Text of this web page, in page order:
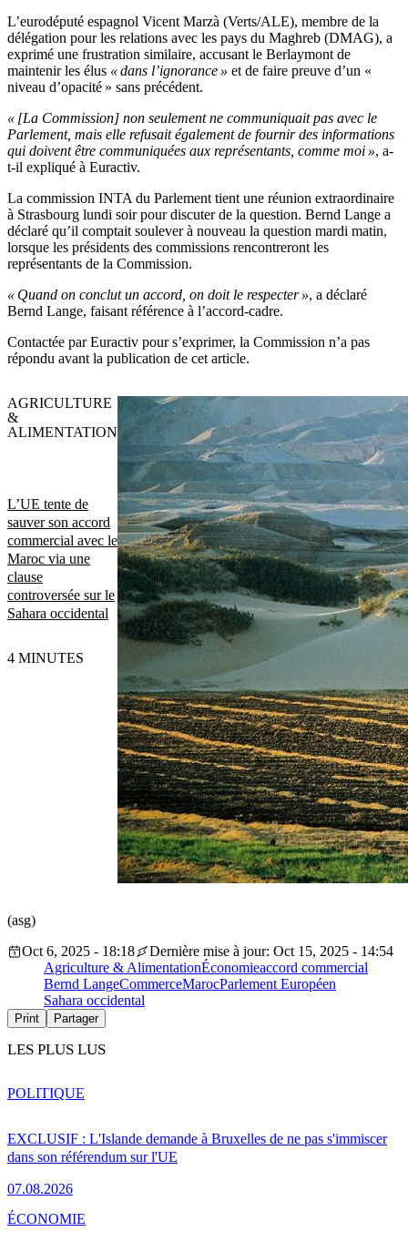
L’eurodéputé espagnol Vicent Marzà (Verts/ALE), membre de la
délégation pour les relations avec les pays du Maghreb (DMAG), a
exprimé une frustration similaire, accusant le Berlaymont de
maintenir les élus « dans l’ignorance » et de faire preuve d’un «
niveau d’opacité » sans précédent.
« [La Commission] non seulement ne communiquait pas avec le
Parlement, mais elle refusait également de fournir des informations
qui doivent être communiquées aux représentants, comme moi », a-
t-il expliqué à Euractiv.
La commission INTA du Parlement tient une réunion extraordinaire
à Strasbourg lundi soir pour discuter de la question. Bernd Lange a
déclaré qu’il comptait soulever à nouveau la question mardi matin,
lorsque les présidents des commissions rencontreront les
représentants de la Commission.
« Quand on conclut un accord, on doit le respecter », a déclaré
Bernd Lange, faisant référence à l’accord-cadre.
Contactée par Euractiv pour s’exprimer, la Commission n’a pas
répondu avant la publication de cet article.
L’UE tente de
sauver son accord
commercial avec le
Maroc via une
clause
controversée sur le
Sahara occidental
AGRICULTURE
&
ALIMENTATION
4 MINUTES
(asg)
Oct 6, 2025 - 18:18
Dernière mise à jour: Oct 15, 2025 - 14:54
Agriculture & AlimentationÉconomieaccord commercial
Bernd LangeCommerceMarocParlement Européen
Sahara occidental
Print Partager
LES PLUS LUS
EXCLUSIF : L'Islande demande à Bruxelles de ne pas s'immiscer
dans son référendum sur l'UE
07.08.2026
POLITIQUE
ÉCONOMIE